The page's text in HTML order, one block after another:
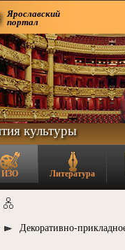
Ярославский
портал
культуры
ИЗО Литература
Декоративно-